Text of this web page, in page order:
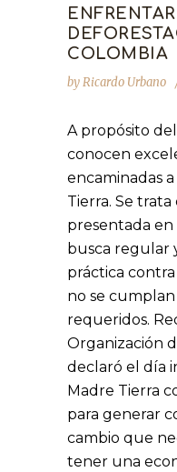
COLOMBIA
byRicardo Urbano
A propósito
conocen
encaminadas
Tierra. Se
presentada
busca regular
práctica
no se
requeridos.
Organización
declaró el día
Madre Tierra
para generar
cambio que
tener una